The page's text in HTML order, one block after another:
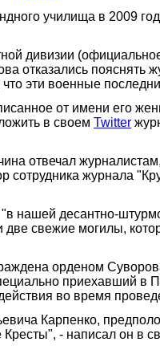
училища в 2009
дивизии
отказались пояснять
эти военные
от имени его
в своем Twitter
отвечал
сотрудника журнала
нашей десантно-
две свежие могилы,
орденом
приехавший в
во время
Карпенко,
- написал он в